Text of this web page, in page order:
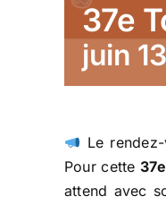
37e
juin
Le
Pour cette
attend avec